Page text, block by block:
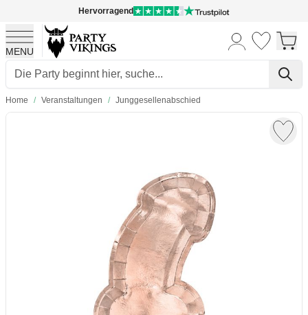
Hervorragend
MENU
Skip to Content
Home / Veranstaltungen / Junggesellenabschied